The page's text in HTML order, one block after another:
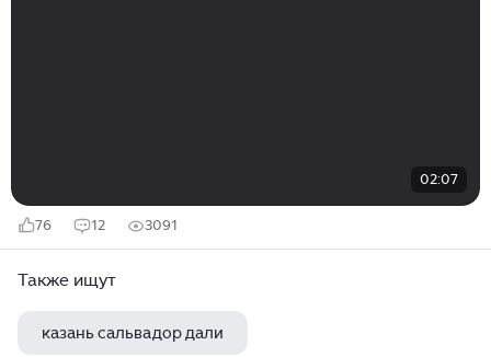
02:07
76 12 3091
Также ищут
казань сальвадор дали